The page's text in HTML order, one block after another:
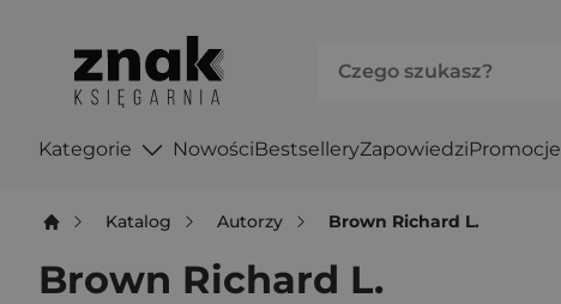
Kategorie NowościBestselleryZapowiedziPromocje
Katalog Autorzy Brown Richard L.
Brown Richard L.